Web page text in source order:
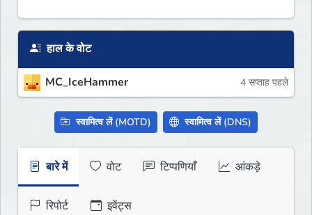
हाल के वोट
MC_IceHammer 4 सप्ताह पहले
स्वामित्व लें (MOTD) स्वामित्व लें (DNS)
बारे में वोट टिप्पणियाँ आंकड़े
रिपोर्ट इवेंट्स